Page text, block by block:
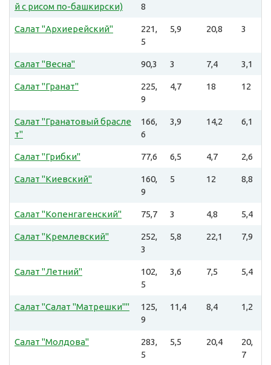
й с рисом по-башкирски)
8
Салат "Архиерейский"
221,
5
5,9 20,8 3
Салат "Весна" 90,3 3 7,4 3,1
Салат "Гранат"
225,
9
4,7 18 12
Салат "Гранатовый брасле
т"
166,
6
3,9 14,2 6,1
Салат "Грибки" 77,6 6,5 4,7 2,6
Салат "Киевский"
160,
9
5 12 8,8
Салат "Копенгагенский" 75,7 3 4,8 5,4
Салат "Кремлевский"
252,
3
5,8 22,1 7,9
Салат "Летний"
102,
5
3,6 7,5 5,4
Салат "Салат "Матрешки""
125,
9
11,4 8,4 1,2
Салат "Молдова"
283,
5
5,5 20,4
20,
7